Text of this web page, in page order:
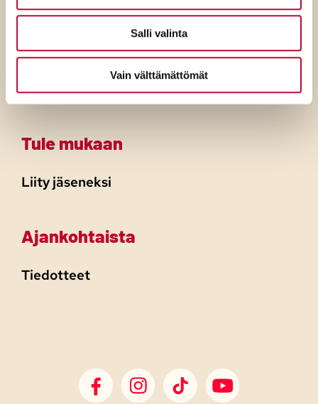
Salli valinta
Vain välttämättömät
Politiikka
Paikallistoiminta
Tule mukaan
Liity jäseneksi
Ajankohtaista
Tiedotteet
SDP Facebook
SDP Instagram
SDP TikTokSDP Youtube